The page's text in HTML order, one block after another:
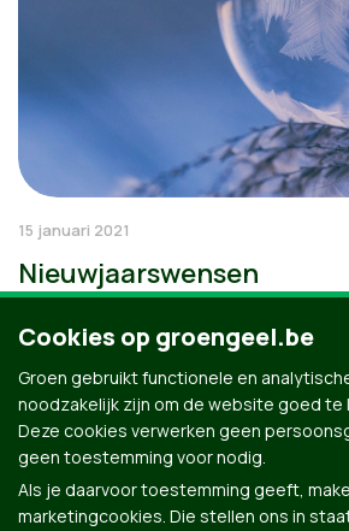
15 januari 2021
Nieuwjaarswensen
Cookies op groengeel.be
Groen gebruikt functionele en
noodzakelijk zijn om de website goed te
Deze cookies verwerken geen
geen toestemming voor nodig.
Als je daarvoor toestemming geeft,
marketingcookies. Die stellen ons in